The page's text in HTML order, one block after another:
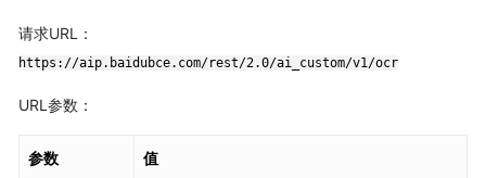
请求URL：
https://aip.baidubce.com/rest/2.0/ai_custom/v1/ocr
URL参数：
参数 值